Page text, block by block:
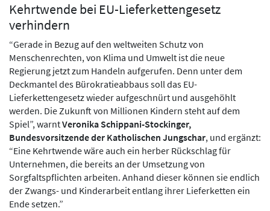
Kehrtwende bei EU-Lieferkettengesetz
verhindern
“Gerade in Bezug auf den weltweiten Schutz von
Menschenrechten, von Klima und Umwelt ist die neue
Regierung jetzt zum Handeln aufgerufen. Denn unter dem
Deckmantel des Bürokratieabbaus soll das EU-
Lieferkettengesetz wieder aufgeschnürt und ausgehöhlt
werden. Die Zukunft von Millionen Kindern steht auf dem
Spiel”, warntVeronika Schippani-Stockinger,
Bundesvorsitzende der Katholischen Jungschar, und ergänzt:
“Eine Kehrtwende wäre auch ein herber Rückschlag für
Unternehmen, die bereits an der Umsetzung von
Sorgfaltspflichten arbeiten. Anhand dieser können sie endlich
der Zwangs- und Kinderarbeit entlang ihrer Lieferketten ein
Ende setzen.”